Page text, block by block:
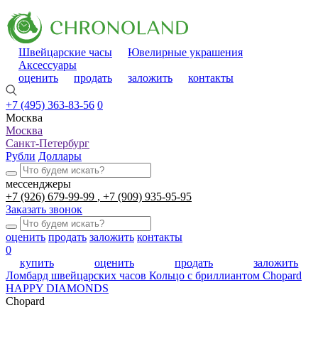
Швейцарские часы
Ювелирные украшения
Аксессуары
оценить
продать заложить контакты
+7 (495) 363-83-56 0
Москва
Москва
Санкт-Петербург
Рубли Доллары
мессенджеры
+7 (926) 679-99-99
+7 (909) 935-95-95
Заказать звонок
оценить продать заложить контакты
0
купить
оценить продать
заложить
Ломбард швейцарских часов Кольцо с бриллиантом Chopard
HAPPY DIAMONDS
Chopard